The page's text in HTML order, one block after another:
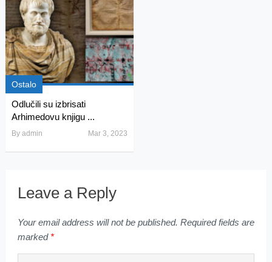
Ostalo
Odlučili su izbrisati
Arhimedovu knjigu ...
By admin Mar 3, 2023
Leave a Reply
Your email address will not be published. Required fields are
marked *